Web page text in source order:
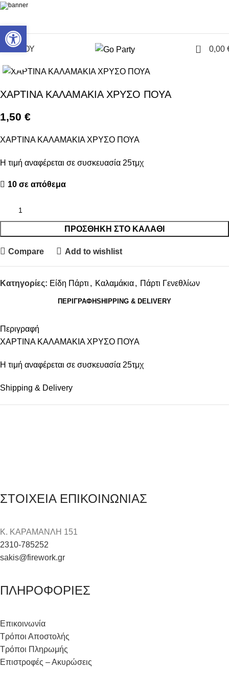
ΜΕΝΟΥ 0 0,00
ΧΑΡΤΙΝΑ ΚΑΛΑΜΑΚΙΑ ΧΡΥΣΟ ΠΟΥΑ
1,50 €
ΧΑΡΤΙΝΑ ΚΑΛΑΜΑΚΙΑ ΧΡΥΣΟ ΠΟΥΑ
Η τιμή αναφέρεται σε συσκευασία 25τμχ
10 σε απόθεμα
ΠΡΟΣΘΉΚΗ ΣΤΟ ΚΑΛΆΘΙ
Compare Add to wishlist
Κατηγορίες: Είδη Πάρτι , Καλαμάκια, Πάρτι Γενεθλίων
ΠΕΡΙΓΡΑΦΉSHIPPING & DELIVERY
Περιγραφή
ΧΑΡΤΙΝΑ ΚΑΛΑΜΑΚΙΑ ΧΡΥΣΟ ΠΟΥΑ
Η τιμή αναφέρεται σε συσκευασία 25τμχ
Shipping & Delivery
ΣΤΟΙΧΕΙΑ ΕΠΙΚΟΙΝΩΝΙΑΣ
Κ. ΚΑΡΑΜΑΝΛΗ 151
2310-785252
sakis@firework.gr
ΠΛΗΡΟΦΟΡΙΕΣ
Επικοινωνία
Τρόποι Αποστολής
Τρόποι Πληρωμής
Επιστροφές – Ακυρώσεις
Ανοίξτε τη γραμμή εργαλείων